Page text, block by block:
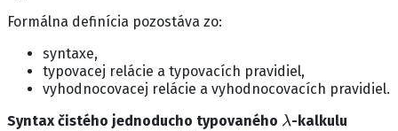
Formálna definícia pozostáva zo:
syntaxe,
typovacej relácie a typovacích pravidiel,
vyhodnocovacej relácie a vyhodnocovacích pravidiel.
Syntax čistého jednoducho typovaného
λ
-kalkulu